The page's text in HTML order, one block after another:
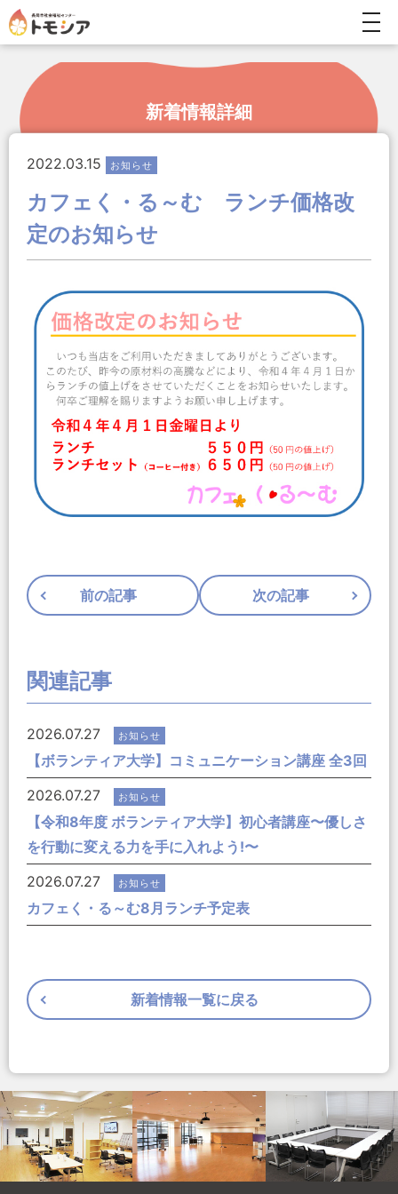
新着情報詳細
2022.03.15 お知らせ
カフェく・る～む ランチ価格改
定のお知らせ
前の記事 次の記事
関連記事
2026.07.27 お知らせ
【ボランティア大学】コミュニケーション講座 全3回
2026.07.27
お知らせ
【令和8年度 ボランティア大学】初心者講座〜優しさ
を行動に変える力を手に入れよう!〜
2026.07.27
お知らせ
カフェく・る～む8月ランチ予定表
新着情報一覧に戻る